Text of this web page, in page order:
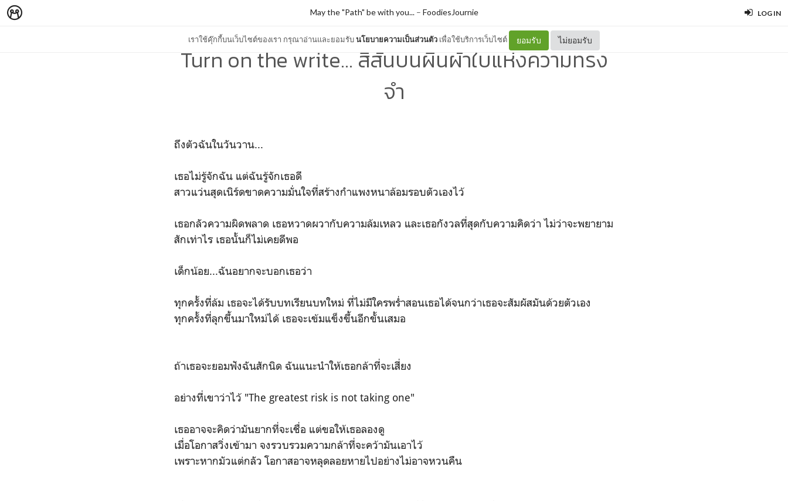
LOG IN
เราใช้คุ๊กกี้บนเว็บไซต์ของเรา กรุณาอ่านและยอมรับนโยบายความเป็นส่วนตัว เพื่อใช้บริการเว็บไซต์ ยอมรับ ไม่ยอมรับ
May the "Path" be with you...– FoodiesJournie
Turn on the write... สีสันบนผืนผ้าใบแห่งความทรง
จำ
ถึงตัวฉันในวันวาน...
เธอไม่รู้จักฉัน แต่ฉันรู้จักเธอดี
สาวแว่นสุดเนิร์ดขาดความมั่นใจที่สร้างกำแพงหนาล้อมรอบตัวเองไว้
เธอกลัวความผิดพลาด เธอหวาดผวากับความล้มเหลว และเธอกังวลที่สุดกับความคิดว่า ไม่ว่าจะพยายาม
สักเท่าไร เธอนั้นก็ไม่เคยดีพอ
เด็กน้อย...ฉันอยากจะบอกเธอว่า
ทุกครั้งที่ล้ม เธอจะได้รับบทเรียนบทใหม่ ที่ไม่มีใครพร่ำสอนเธอได้จนกว่าเธอจะสัมผัสมันด้วยตัวเอง
ทุกครั้งที่ลุกขึ้นมาใหม่ได้ เธอจะเข้มแข็งขึ้นอีกขั้นเสมอ
ถ้าเธอจะยอมฟังฉันสักนิด ฉันแนะนำให้เธอกล้าที่จะเสี่ยง
อย่างที่เขาว่าไว้ "The greatest risk is not taking one"
เธออาจจะคิดว่ามันยากที่จะเชื่อ แต่ขอให้เธอลองดู
เมื่อโอกาสวิ่งเข้ามา จงรวบรวมความกล้าที่จะคว้ามันเอาไว้
เพราะหากมัวแต่กลัว โอกาสอาจหลุดลอยหายไปอย่างไม่อาจหวนคืน